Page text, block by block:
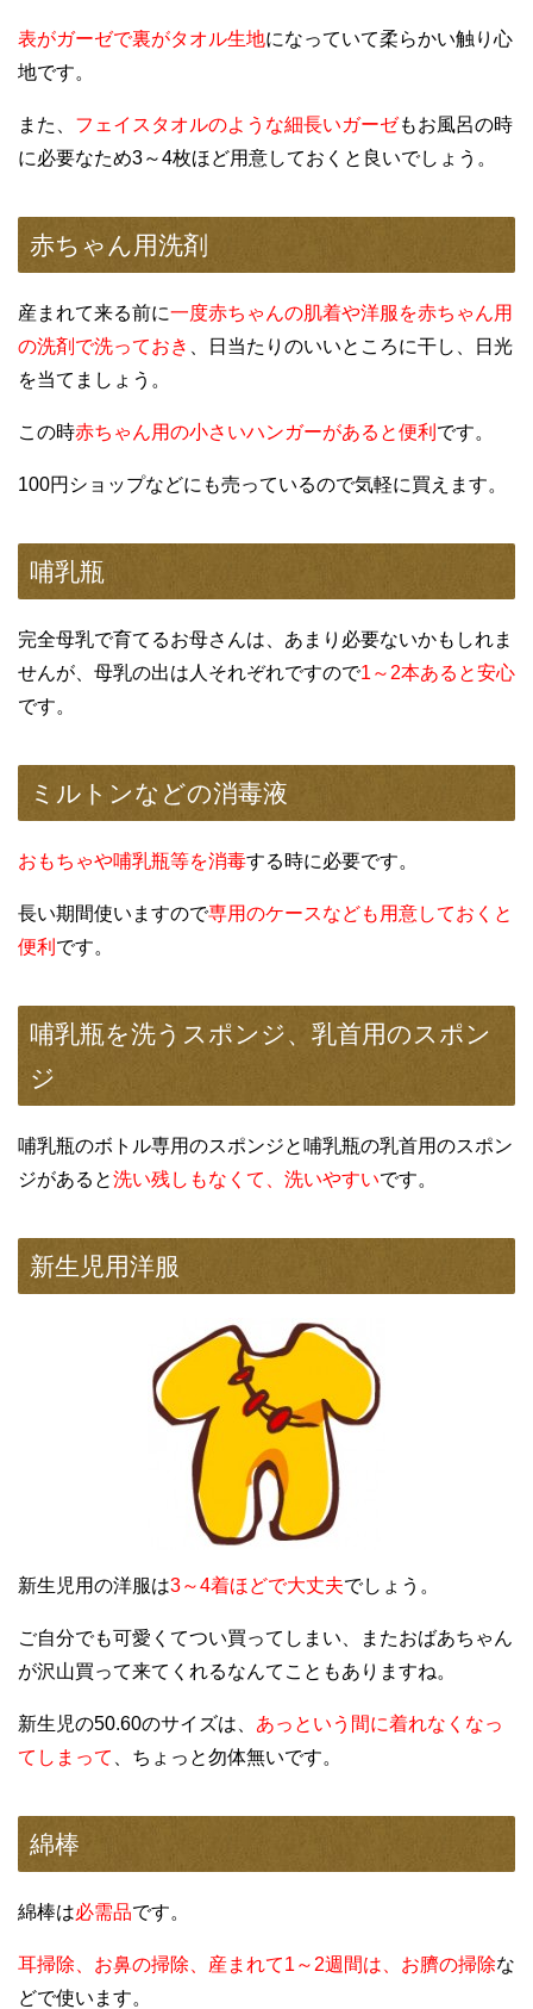
表がガーゼで裏がタオル生地になっていて柔らかい触り心
地です。
また、 フェイスタオルのような細長いガーゼもお風呂の時
に必要なため3～4枚ほど用意しておくと良いでしょう。
赤ちゃん用洗剤
産まれて来る前に一度赤ちゃんの肌着や洋服を赤ちゃん用
の洗剤で洗っておき
、日当たりのいいところに干し、日光
を当てましょう。
この時赤ちゃん用の小さいハンガーがあると便利 です。
100円ショップなどにも売っているので気軽に買えます。
哺乳瓶
完全母乳で育てるお母さんは、あまり必要ないかもしれま
せんが、母乳の出は人それぞれですので1～2本あると安心
です。
ミルトンなどの消毒液
おもちゃや哺乳瓶等を消毒する時に必要です。
長い期間使いますので専用のケースなども用意しておくと
便利 です。
哺乳瓶を洗うスポンジ、乳首用のスポン
ジ
哺乳瓶のボトル専用のスポンジと哺乳瓶の乳首用のスポン
ジがあると洗い残しもなくて、洗いやすいです。
新生児用洋服
新生児用の洋服は3～4着ほどで大丈夫でしょう。
ご自分でも可愛くてつい買ってしまい、またおばあちゃん
が沢山買って来てくれるなんてこともありますね。
新生児の50.60のサイズは、 あっという間に着れなくなっ
てしまって
、ちょっと勿体無いです。
綿棒
綿棒は必需品です。
耳掃除、お鼻の掃除、産まれて1～2週間は、お臍の掃除な
どで使います。